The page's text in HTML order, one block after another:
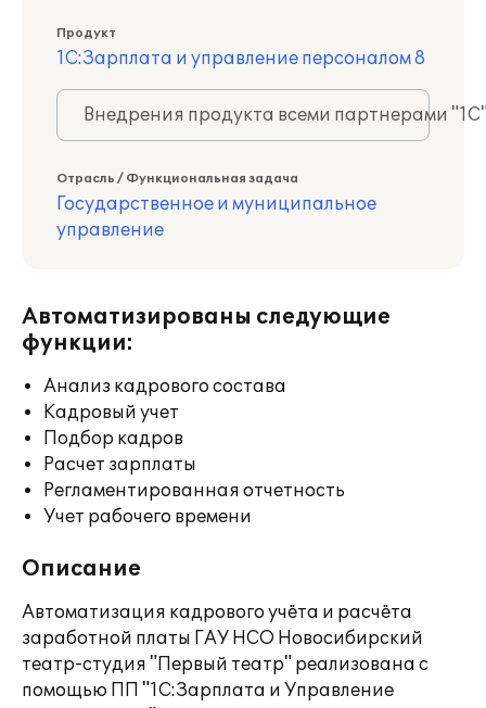
Продукт
1С:Зарплата и управление персоналом 8
Внедрения продукта всеми партнерами
Отрасль / Функциональная задача
Государственное и муниципальное
управление
Автоматизированы следующие
функции:
Анализ кадрового состава
Кадровый учет
Подбор кадров
Расчет зарплаты
Регламентированная отчетность
Учет рабочего времени
Описание
Автоматизация кадрового учёта и расчёта
заработной платы ГАУ НСО Новосибирский
театр-студия "Первый театр" реализована с
помощью ПП "1С:Зарплата и Управление